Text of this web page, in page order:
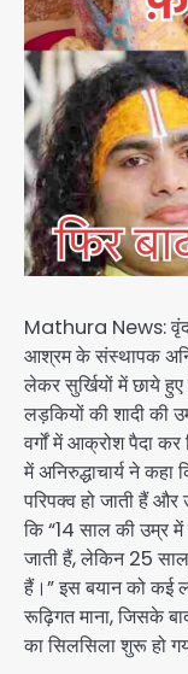
Mathura News:
आश्रम के संस्थापक
लेकर सुर्खियों में छाये
लड़कियों की शादी की
वर्गों में आक्रोश पैदा कर
में अनिरुद्धाचार्य ने
परिपक्व हो जाती हैं
कि “14 साल की उम्र
जाती हैं, लेकिन 25
हैं।” इस बयान को कई
रूढ़िगत माना, जिसके
का सिलसिला शुरू हो